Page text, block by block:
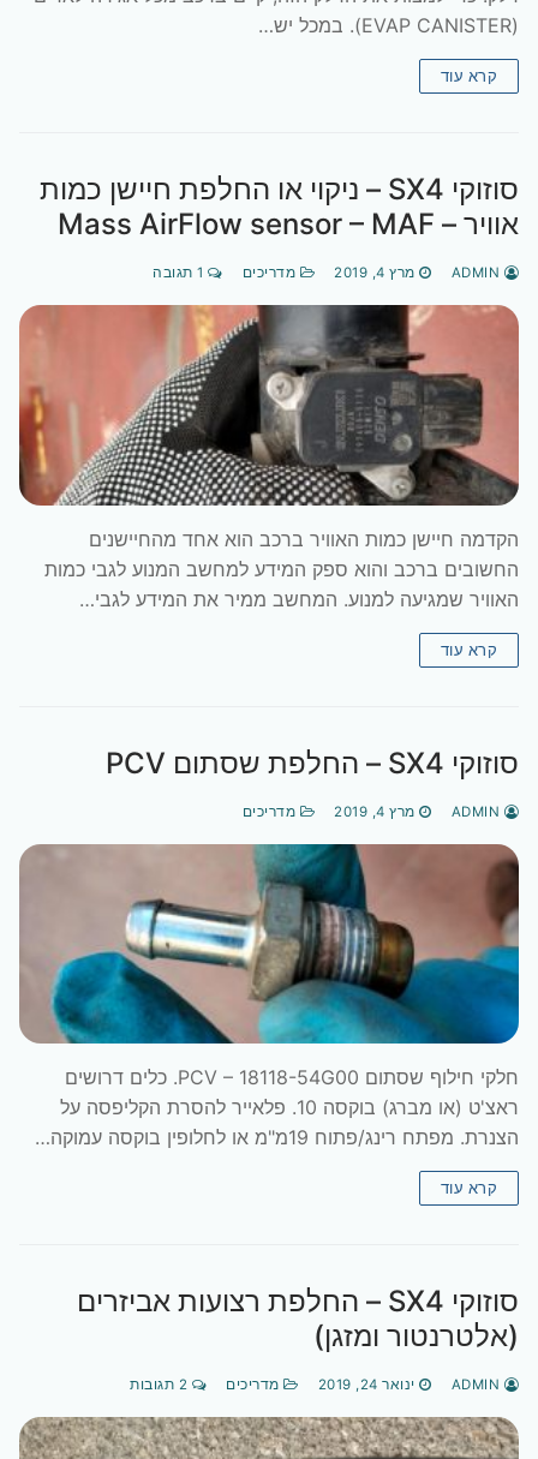
(EVAP CANISTER). במכל יש…
קרא עוד
סוזוקי SX4 – ניקוי או החלפת חיישן כמות
אוויר – Mass AirFlow sensor – MAF
מרץ 4, 2019 מדריכים
הקדמה חיישן כמות האוויר ברכב הוא אחד מהחיישנים
החשובים ברכב והוא ספק המידע למחשב המנוע לגבי כמות
האוויר שמגיעה למנוע. המחשב ממיר את המידע לגבי…
קרא עוד
סוזוקי SX4 – החלפת שסתום PCV
מרץ 4, 2019 מדריכים
חלקי חילוף שסתום PCV – 18118-54G00. כלים דרושים
ראצ'ט (או מברג) בוקסה 10. פלאייר להסרת הקליפסה על
הצנרת. מפתח רינג/פתוח 19מ"מ או לחלופין בוקסה עמוקה…
קרא עוד
סוזוקי SX4 – החלפת רצועות אביזרים
(אלטרנטור ומזגן)
ינואר 24, 2019 מדריכים